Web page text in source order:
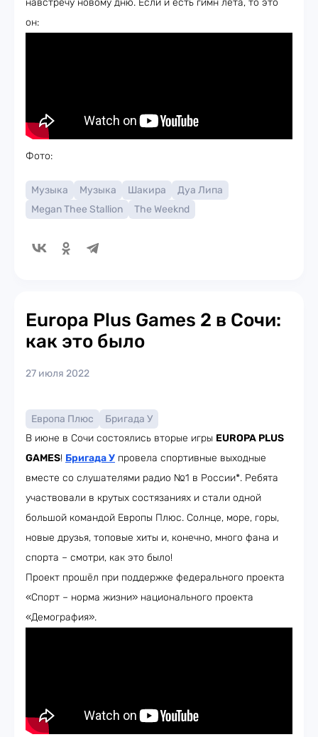
навстречу новому дню. Если и есть гимн лета, то это
он:
Фото:
Музыка Музыка Шакира
Дуа Липа
Megan Thee Stallion
The Weeknd
Europa Plus Games 2 в Сочи:
как это было
27 июля 2022
Европа Плюс
Бригада У
В июне в Сочи состоялись вторые игры EUROPA PLUS
GAMES! Бригада У провела спортивные выходные
вместе со слушателями радио №1 в России*. Ребята
участвовали в крутых состязаниях и стали одной
большой командой Европы Плюс. Солнце, море, горы,
новые друзья, топовые хиты и, конечно, много фана и
спорта – смотри, как это было!
Проект прошёл при поддержке федерального проекта
«Спорт – норма жизни» национального проекта
«Демография».